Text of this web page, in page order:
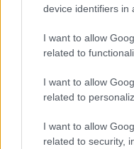
device identifiers in
I want to allow
related to
I want to allow
related to
I want to allow
related to security,
a